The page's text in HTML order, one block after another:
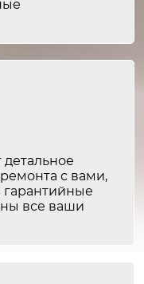
с вами,
гарантийные
все ваши